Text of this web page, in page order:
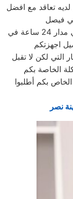
لديه تعاقد مع افضل
في فيصل
وفريق مخصص للرد علي كافة اسئلتكم علي مدار 24 ساعة في
اجهزتكم
التي لكن لا تقبل
الخاصة بكم
بكم أطلبوا
نصر